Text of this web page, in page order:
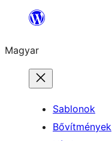
Ugrás
tartalomhoz
Magyar
Sablonok
Bővítmények